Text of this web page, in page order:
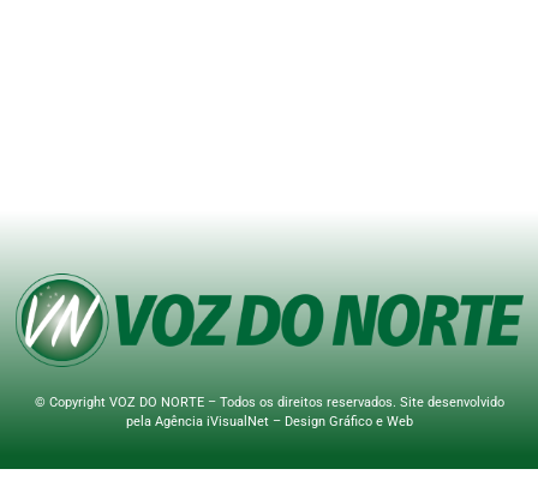
© Copyright VOZ DO NORTE – Todos os direitos reservados. Site desenvolvido
pela Agência iVisualNet – Design Gráfico e Web